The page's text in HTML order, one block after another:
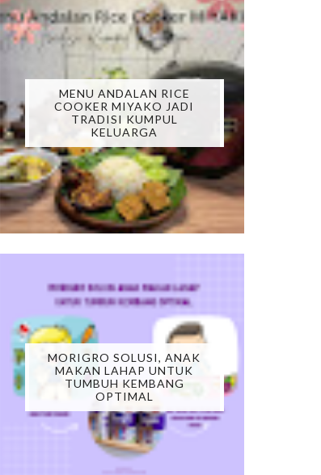
MENU ANDALAN RICE
COOKER MIYAKO JADI
TRADISI KUMPUL
KELUARGA
MORIGRO SOLUSI, ANAK
MAKAN LAHAP UNTUK
TUMBUH KEMBANG
OPTIMAL